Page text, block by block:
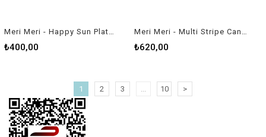
Meri Meri - Happy Sun Plates - Güneş Tabak - S
₺400,00
Meri Meri - Multi Stripe Candles - Multi Renkli Çizgili Mumlar (x16)
₺620,00
1 2 3 ... 10 >